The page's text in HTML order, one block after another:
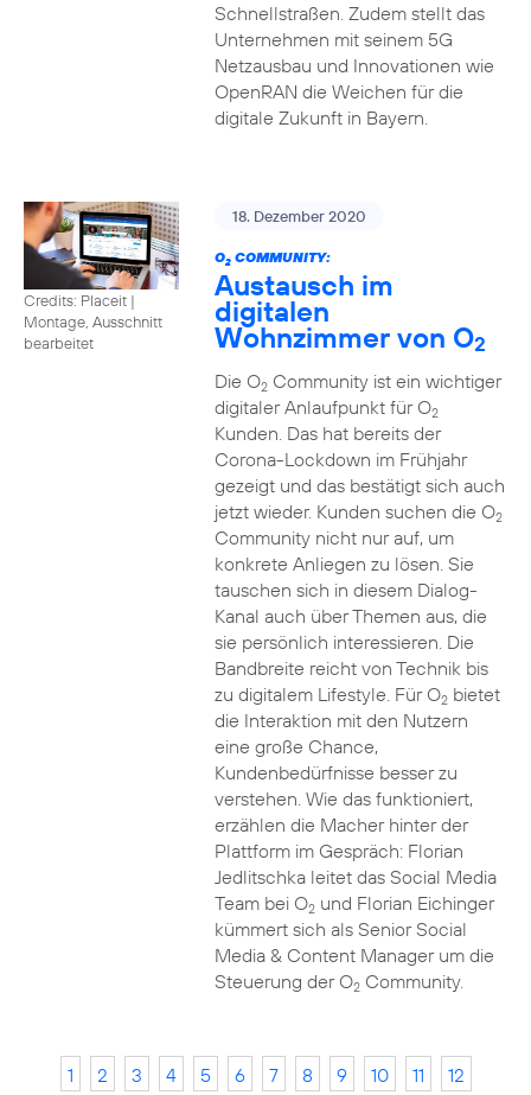
Schnellstraßen. Zudem stellt das
Unternehmen mit seinem 5G
Netzausbau und Innovationen wie
OpenRAN die Weichen für die
digitale Zukunft in Bayern.
Credits: Placeit |
Montage, Ausschnitt
bearbeitet
18. Dezember 2020
O2COMMUNITY:
Austausch im
digitalen
Wohnzimmer von O2
Die O2Community ist ein wichtiger
digitaler Anlaufpunkt für O2
Kunden. Das hat bereits der
Corona-Lockdown im Frühjahr
gezeigt und das bestätigt sich auch
jetzt wieder. Kunden suchen die O2
Community nicht nur auf, um
konkrete Anliegen zu lösen. Sie
tauschen sich in diesem Dialog-
Kanal auch über Themen aus, die
sie persönlich interessieren. Die
Bandbreite reicht von Technik bis
zu digitalem Lifestyle. Für O2bietet
die Interaktion mit den Nutzern
eine große Chance,
Kundenbedürfnisse besser zu
verstehen. Wie das funktioniert,
erzählen die Macher hinter der
Plattform im Gespräch: Florian
Jedlitschka leitet das Social Media
Team bei O2und Florian Eichinger
kümmert sich als Senior Social
Media & Content Manager um die
Steuerung der O2Community.
1 2 3 4 5 6 7 8 9 10 11
12